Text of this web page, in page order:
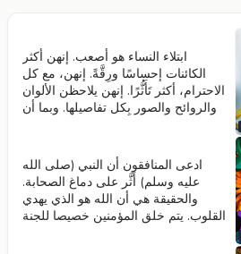
ابتلاء النساء هو أصعب. إنهن أكثر
الكائنات إحساسًا ورِقَّةً. إنهن، مع كل
الاحترام، أكثر تَأَثُّرًا. إنهن يلاحظن الألوان
والروائح والصور بِكل تفاصيلها. وبما أن
ادعى المنافقون أن النبي (صلى الله
عليه وسلم) أَثَّر على دماغ الصحابة.
والحقيقة هي أن الله هو الذي يهدي
القلوب. يتم خلق المؤمنين خصيصا للجنة